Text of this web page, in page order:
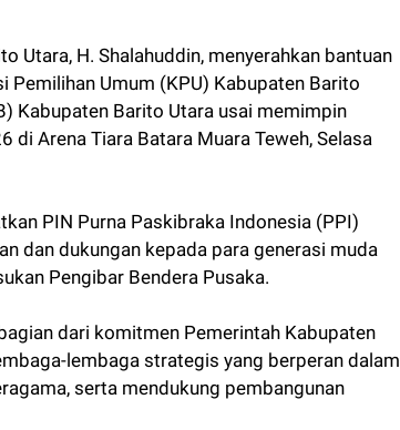
Utara, H. Shalahuddin, menyerahkan bantuan
Pemilihan Umum (KPU) Kabupaten Barito
Kabupaten Barito Utara usai memimpin
di Arena Tiara Batara Muara Teweh, Selasa
PIN Purna Paskibraka Indonesia (PPI)
dan dukungan kepada para generasi muda
Pengibar Bendera Pusaka.
dari komitmen Pemerintah Kabupaten
lembaga strategis yang berperan dalam
serta mendukung pembangunan